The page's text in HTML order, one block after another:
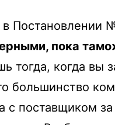
Постановлении
пока
тогда, когда вы
большинство
с поставщиком